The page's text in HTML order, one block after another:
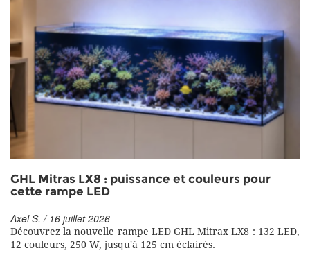
GHL Mitras LX8 : puissance et couleurs pour
cette rampe LED
Axel S. / 16 juillet 2026
Découvrez la nouvelle rampe LED GHL Mitrax LX8 : 132 LED,
12 couleurs, 250 W, jusqu'à 125 cm éclairés.